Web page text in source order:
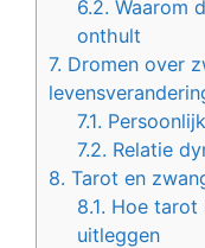
6.2. Waarom
onthult
7. Dromen over
7.1.
7.2. Relatie
8. Tarot en
8.1. Hoe tarot
uitleggen